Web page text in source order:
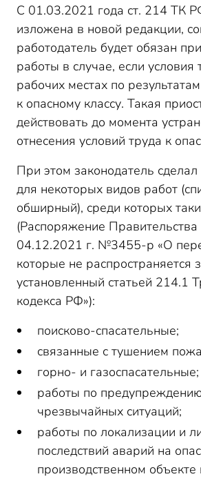
С 01.03.2021 года ст. 214 ТК
изложена в новой редакции,
работодатель будет обязан
работы в случае, если условия
рабочих местах по
к опасному классу. Такая
действовать до момента
отнесения условий труда к
При этом законодатель
для некоторых видов работ
обширный), среди которых
(Распоряжение
04.12.2021 г. №3455-р «О
которые не распространяется
установленный статьей 214.1
кодекса РФ»):
поисково-спасательные;
связанные с тушением
горно- и газоспасательные;
работы по
чрезвычайных ситуаций;
работы по локализации и
последствий аварий на
производственном объекте